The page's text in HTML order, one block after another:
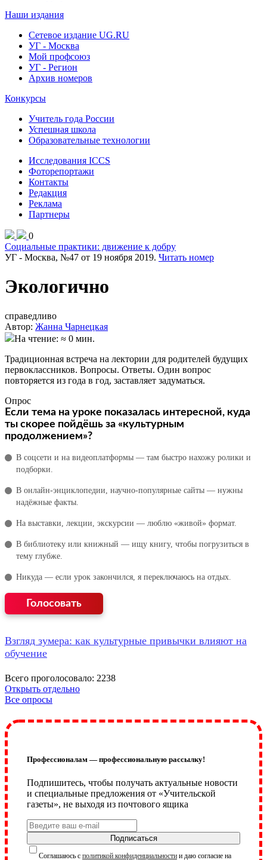
Наши издания
Сетевое издание UG.RU
УГ - Москва
Мой профсоюз
УГ - Регион
Архив номеров
Конкурсы
Учитель года России
Успешная школа
Образовательные технологии
Исследования ICCS
Фоторепортажи
Контакты
Редакция
Реклама
Партнеры
0
Социальные практики: движение к добру
УГ - Москва, №47 от 19 ноября 2019. Читать номер
Экологично
справедливо
Автор: Жанна Чарнецкая
На чтение: ≈ 0 мин.
​Традиционная встреча на лектории для родителей будущих
первоклас­сников. Вопросы. Ответы. Один вопрос
повторяется из года в год, заставляет задуматься.
Опрос
Если тема на уроке показалась интересной, куда
ты скорее пойдёшь за «культурным
продолжением»?
В соцсети и на видеоплатформы — там быстро нахожу ролики и
подборки.
В онлайн‑энциклопедии, научно‑популярные сайты — нужны
надёжные факты.
На выставки, лекции, экскурсии — люблю «живой» формат.
В библиотеку или книжный — ищу книгу, чтобы погрузиться в
тему глубже.
Никуда — если урок закончился, я переключаюсь на отдых.
Взгляд зумера: как культурные привычки влияют на
обучение
Всего проголосовало: 2238
Открыть отдельно
Все опросы
Профессионалам — профессиональную рассылку!
Подпишитесь, чтобы получать актуальные новости
и специальные предложения от «Учительской
газеты», не выходя из почтового ящика
Подписаться
Соглашаюсь с политикой конфиденциальности и даю согласие на